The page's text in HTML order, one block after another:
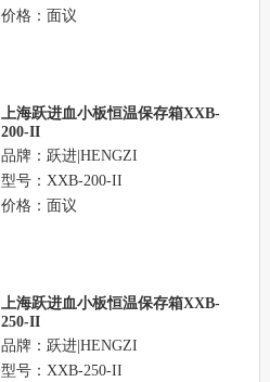
价格：面议
上海跃进血小板恒温保存箱XXB-
200-II
品牌：跃进|HENGZI
型号：XXB-200-II
价格：面议
上海跃进血小板恒温保存箱XXB-
250-II
品牌：跃进|HENGZI
型号：XXB-250-II